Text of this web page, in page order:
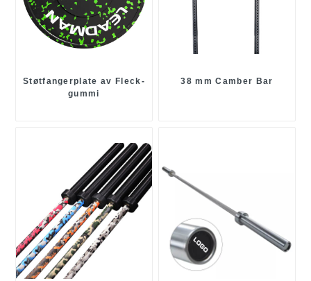
Støtfangerplate av Fleck-
gummi
38 mm Camber Bar